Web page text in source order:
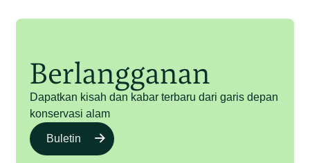
Berlangganan
Dapatkan kisah dan kabar terbaru dari garis depan
konservasi alam
Buletin